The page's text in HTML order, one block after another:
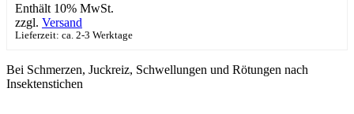
Enthält 10% MwSt.
zzgl. Versand
Lieferzeit: ca. 2-3 Werktage
Bei Schmerzen, Juckreiz, Schwellungen und Rötungen nach
Insektenstichen